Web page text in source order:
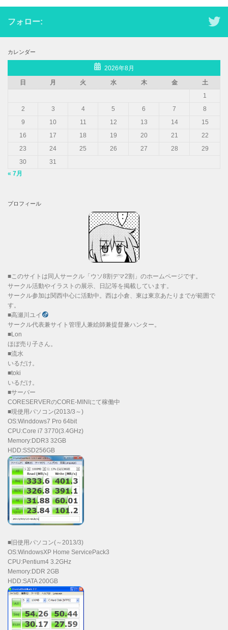
フォロー:
カレンダー
2026年8月
日
月 火 水 木 金
土
1
2
3 4 5 6 7
8
9
10 11 12 13 14
15
16
17 18 19 20 21
22
23
24 25 26 27 28
29
30
31
« 7月
プロフィール
■このサイトは同人サークル「ウソ8割デマ2割」のホームページです。
サークル活動やイラストの展示、日記等を掲載しています。
サークル参加は関西中心に活動中。西は小倉、東は東京あたりまでが範囲で
す。
■高瀬川ユイ
サークル代表兼サイト管理人兼絵師兼提督兼ハンター。
■Lon
ほぼ売り子さん。
■流水
いるだけ。
■toki
いるだけ。
■サーバー
CORESERVERのCORE-MINIにて稼働中
■現使用パソコン(2013/3～)
OS:Winddows7 Pro 64bit
CPU:Core i7 3770(3.4GHz)
Memory:DDR3 32GB
HDD:SSD256GB
■旧使用パソコン(～2013/3)
OS:WindowsXP Home ServicePack3
CPU:Pentium4 3.2GHz
Memory:DDR 2GB
HDD:SATA 200GB